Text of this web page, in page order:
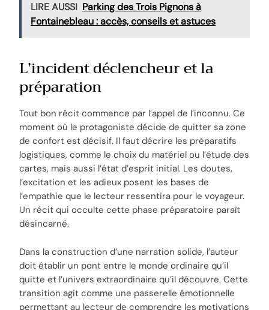
LIRE AUSSI Parking des Trois Pignons à
Fontainebleau : accès, conseils et astuces
L’incident déclencheur et la
préparation
Tout bon récit commence par l’appel de l’inconnu. Ce
moment où le protagoniste décide de quitter sa zone
de confort est décisif. Il faut décrire les préparatifs
logistiques, comme le choix du matériel ou l’étude des
cartes, mais aussi l’état d’esprit initial. Les doutes,
l’excitation et les adieux posent les bases de
l’empathie que le lecteur ressentira pour le voyageur.
Un récit qui occulte cette phase préparatoire paraît
désincarné.
Dans la construction d’une narration solide, l’auteur
doit établir un pont entre le monde ordinaire qu’il
quitte et l’univers extraordinaire qu’il découvre. Cette
transition agit comme une passerelle émotionnelle
permettant au lecteur de comprendre les motivations